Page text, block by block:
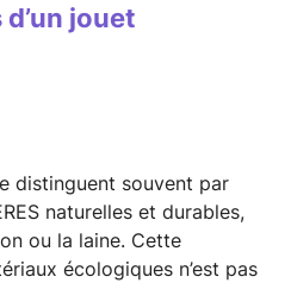
jouet
distinguent souvent par
naturelles et durables,
ou la laine. Cette
écologiques n’est pas